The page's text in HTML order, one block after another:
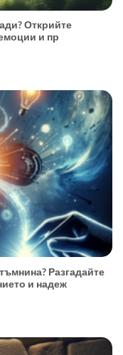
Открийте
и пр
Разгадайте
и надеж